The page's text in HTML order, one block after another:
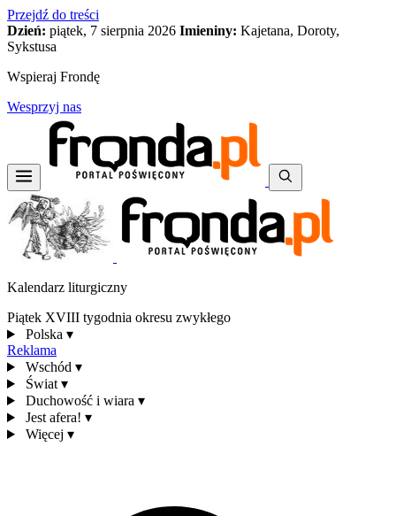
Przejdź do treści
Dzień: piątek, 7 sierpnia 2026 Imieniny: Kajetana, Doroty,
Sykstusa
Wspieraj Frondę
Wesprzyj nas
Kalendarz liturgiczny
Piątek XVIII tygodnia okresu zwykłego
Polska ▾
Reklama
Wschód ▾
Świat ▾
Duchowość i wiara ▾
Jest afera! ▾
Więcej ▾